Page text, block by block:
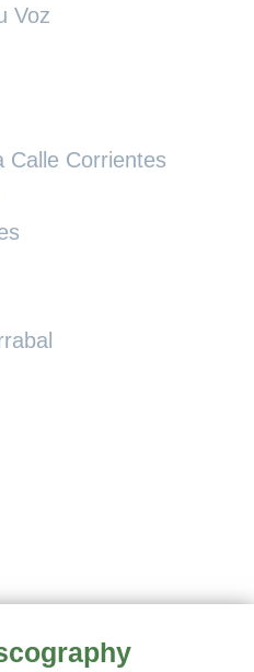
Voz
Calle Corrientes